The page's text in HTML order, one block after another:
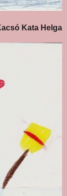
Kata Helga